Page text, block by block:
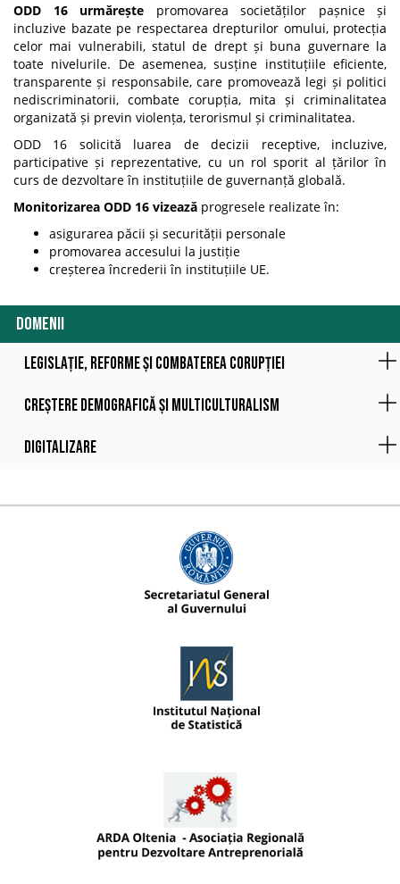
ODD 16 urmărește promovarea societăților pașnice și
incluzive bazate pe respectarea drepturilor omului, protecția
celor mai vulnerabili, statul de drept și buna guvernare la
toate nivelurile. De asemenea, susține instituțiile eficiente,
transparente și responsabile, care promovează legi și politici
nediscriminatorii, combate corupția, mita și criminalitatea
organizată și previn violența, terorismul și criminalitatea.
ODD 16 solicită luarea de decizii receptive, incluzive,
participative și reprezentative, cu un rol sporit al țărilor în
curs de dezvoltare în instituțiile de guvernanță globală.
Monitorizarea ODD 16 vizează progresele realizate în:
asigurarea păcii și securității personale
promovarea accesului la justiție
creșterea încrederii în instituțiile UE.
DOMENII
Legislație, reforme și combaterea corupției
Creștere demografică și multiculturalism
Digitalizare